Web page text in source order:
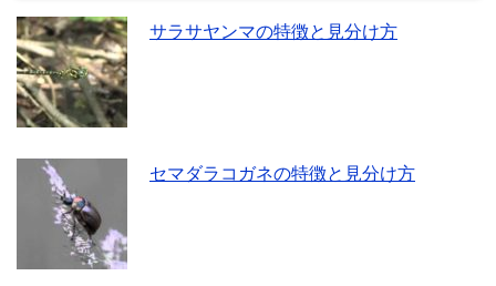
サラサヤンマの特徴と見分け方
セマダラコガネの特徴と見分け方